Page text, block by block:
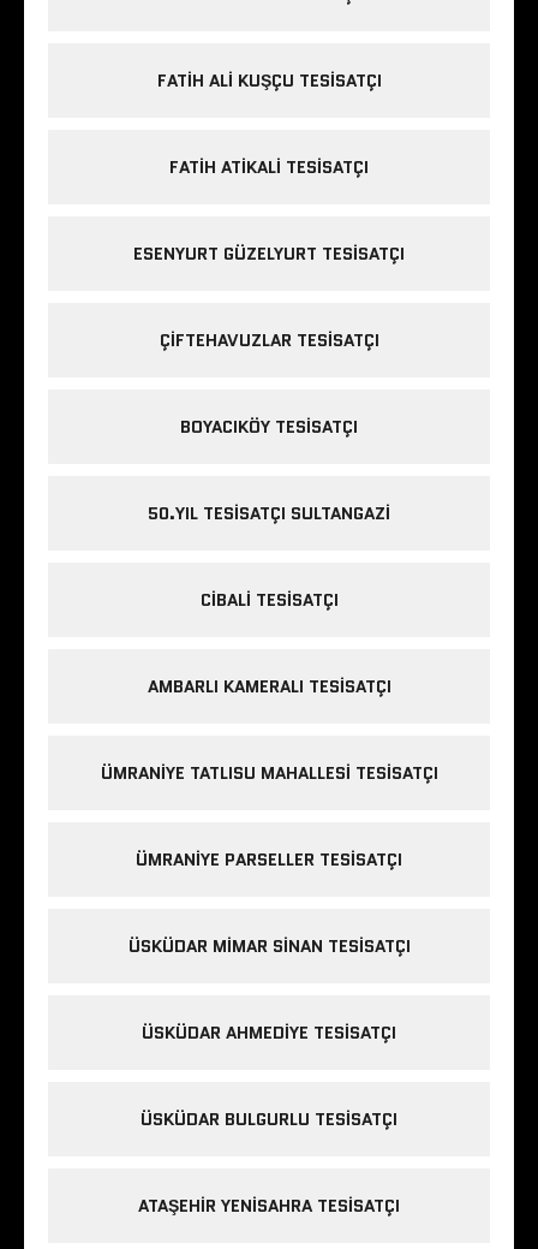
FATIH ALI KUŞÇU TESISATÇI
FATIH ATIKALI TESISATÇI
ESENYURT GÜZELYURT TESISATÇI
ÇIFTEHAVUZLAR TESISATÇI
BOYACIKÖY TESISATÇI
50.YIL TESISATÇI SULTANGAZI
CIBALI TESISATÇI
AMBARLI KAMERALI TESISATÇI
ÜMRANIYE TATLISU MAHALLESI TESISATÇI
ÜMRANIYE PARSELLER TESISATÇI
ÜSKÜDAR MIMAR SINAN TESISATÇI
ÜSKÜDAR AHMEDIYE TESISATÇI
ÜSKÜDAR BULGURLU TESISATÇI
ATAŞEHIR YENISAHRA TESISATÇI